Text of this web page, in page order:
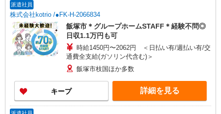
派遣社員
株式会社kotrio /●FK-H-2066834
飯塚市＊グループホームSTAFF＊経験不問◎
日収1.1万円も可
時給1450円〜2062円 ＜日払い有/週払い有/交
通費全支給(ガソリン代含む)＞
飯塚市枝国ほか多数
キープ 詳細を見る